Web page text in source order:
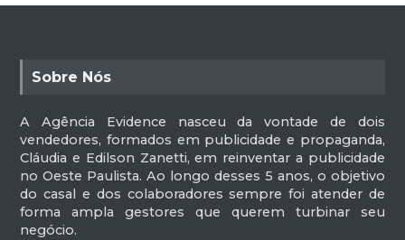
Sobre Nós
A Agência Evidence nasceu da vontade de dois
vendedores, formados em publicidade e propaganda,
Cláudia e Edilson Zanetti, em reinventar a publicidade
no Oeste Paulista. Ao longo desses 5 anos, o objetivo
do casal e dos colaboradores sempre foi atender de
forma ampla gestores que querem turbinar seu
negócio.